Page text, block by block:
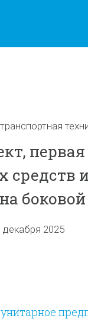
средств
декабря 2025